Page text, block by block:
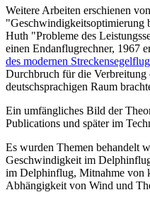
Weitere Arbeiten erschienen
"Geschwindigkeitsoptimierung
Huth "Probleme des
einen Endanflugrechner, 1967
des modernen
Durchbruch für die Verbreitung
deutschsprachigen Raum
Ein umfängliches Bild der
Publications und später im
Es wurden Themen behandelt
Geschwindigkeit im
im Delphinflug, Mitnahme von
Abhängigkeit von Wind und